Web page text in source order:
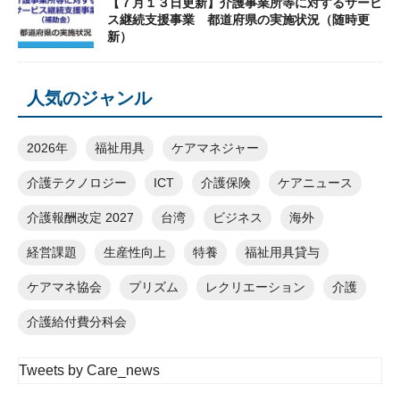
ス継続支援事業 都道府県の実施状況（随時更
新）
人気のジャンル
2026年 福祉用具 ケアマネジャー
介護テクノロジー ICT 介護保険 ケアニュース
介護報酬改定 2027 台湾 ビジネス 海外
経営課題 生産性向上 特養 福祉用具貸与
ケアマネ協会 プリズム レクリエーション 介護
介護給付費分科会
Tweets by Care_news